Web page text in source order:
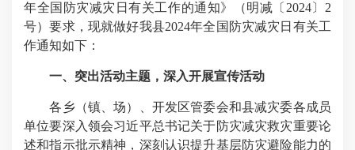
年全国防灾减灾日有关工作的通知》（明减〔2024〕2
号）要求，现就做好我县2024年全国防灾减灾日有关工
作通知如下：
一、突出活动主题，深入开展宣传活动
各乡（镇、场）、开发区管委会和县减灾委各成员
单位要深入领会习近平总书记关于防灾减灾救灾重要论
述和指示批示精神，深刻认识提升基层防灾避险能力的